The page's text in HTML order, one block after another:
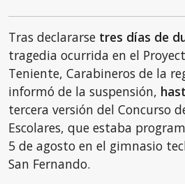
Tras declararse tres días de
tragedia ocurrida en el
Teniente, Carabineros de la
informó de la suspensión,
tercera versión del Concurso
Escolares, que estaba
5 de agosto en el gimnasio
San Fernando.